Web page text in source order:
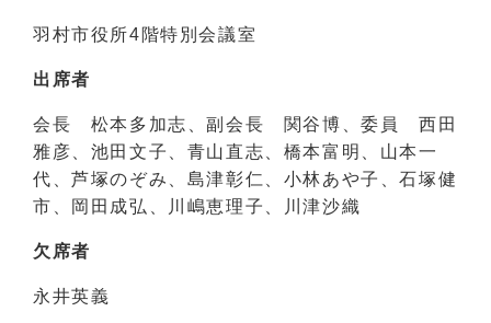
羽村市役所4階特別会議室
出席者
会長 松本多加志、副会長 関谷博、委員 西田
雅彦、池田文子、青山直志、橋本富明、山本一
代、芦塚のぞみ、島津彰仁、小林あや子、石塚健
市、岡田成弘、川嶋恵理子、川津沙織
欠席者
永井英義